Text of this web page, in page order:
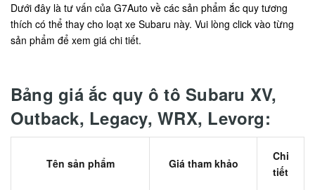
Dưới đây là tư vấn của G7Auto về các sản phẩm ắc quy tương
thích có thể thay cho loạt xe Subaru này. Vui lòng click vào từng
sản phẩm để xem giá chi tiết.
Bảng giá ắc quy ô tô Subaru XV,
Outback, Legacy, WRX, Levorg:
Tên sản phẩm Giá tham khảo
Chi
tiết